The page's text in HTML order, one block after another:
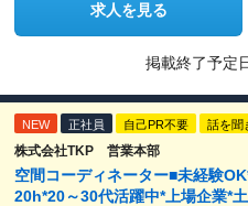
求人を見る
掲載終了予定
NEW 正社員 自己PR不要 話を聞
株式会社TKP 営業本部
空間コーディネーター■未経験
20h*20～30代活躍中*上場企業*